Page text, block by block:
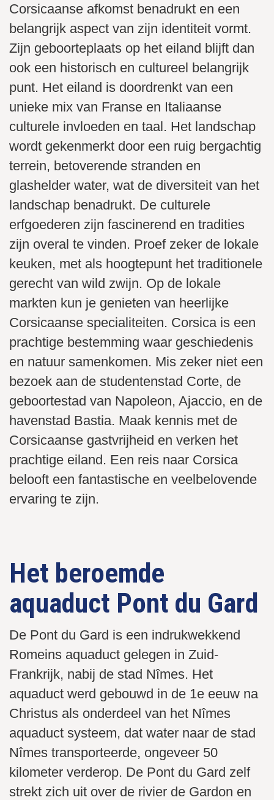
Corsicaanse afkomst benadrukt en een
belangrijk aspect van zijn identiteit vormt.
Zijn geboorteplaats op het eiland blijft dan
ook een historisch en cultureel belangrijk
punt. Het eiland is doordrenkt van een
unieke mix van Franse en Italiaanse
culturele invloeden en taal. Het landschap
wordt gekenmerkt door een ruig bergachtig
terrein, betoverende stranden en
glashelder water, wat de diversiteit van het
landschap benadrukt. De culturele
erfgoederen zijn fascinerend en tradities
zijn overal te vinden. Proef zeker de lokale
keuken, met als hoogtepunt het traditionele
gerecht van wild zwijn. Op de lokale
markten kun je genieten van heerlijke
Corsicaanse specialiteiten. Corsica is een
prachtige bestemming waar geschiedenis
en natuur samenkomen. Mis zeker niet een
bezoek aan de studentenstad Corte, de
geboortestad van Napoleon, Ajaccio, en de
havenstad Bastia. Maak kennis met de
Corsicaanse gastvrijheid en verken het
prachtige eiland. Een reis naar Corsica
belooft een fantastische en veelbelovende
ervaring te zijn.
Het beroemde
aquaduct Pont du Gard
De Pont du Gard is een indrukwekkend
Romeins aquaduct gelegen in Zuid-
Frankrijk, nabij de stad Nîmes. Het
aquaduct werd gebouwd in de 1e eeuw na
Christus als onderdeel van het Nîmes
aquaduct systeem, dat water naar de stad
Nîmes transporteerde, ongeveer 50
kilometer verderop. De Pont du Gard zelf
strekt zich uit over de rivier de Gardon en